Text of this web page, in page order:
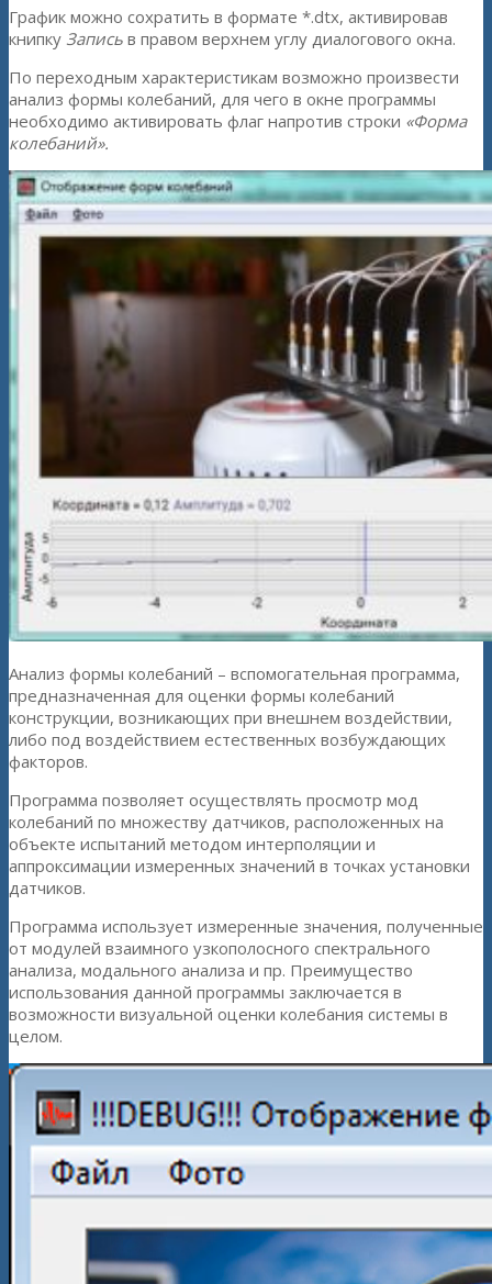
График можно сохратить в формате *.dtx, активировав
книпку Запись в правом верхнем углу диалогового окна.
По переходным характеристикам возможно произвести
анализ формы колебаний, для чего в окне программы
необходимо активировать флаг напротив строки «Форма
колебаний».
Анализ формы колебаний – вспомогательная программа,
предназначенная для оценки формы колебаний
конструкции, возникающих при внешнем воздействии,
либо под воздействием естественных возбуждающих
факторов.
Программа позволяет осуществлять просмотр мод
колебаний по множеству датчиков, расположенных на
объекте испытаний методом интерполяции и
аппроксимации измеренных значений в точках установки
датчиков.
Программа использует измеренные значения, полученные
от модулей взаимного узкополосного спектрального
анализа, модального анализа и пр. Преимущество
использования данной программы заключается в
возможности визуальной оценки колебания системы в
целом.